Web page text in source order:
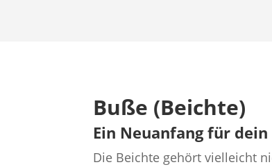
Buße (Beichte)
Ein Neuanfang für dein
Die Beichte gehört vielleicht